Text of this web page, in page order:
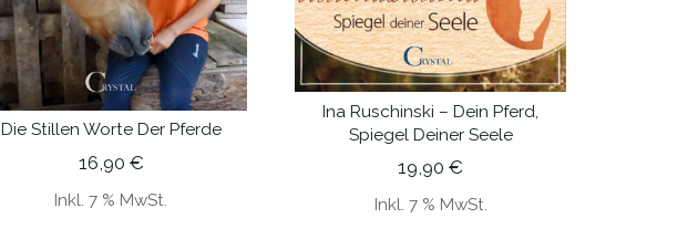
IN DEN WARENKORB
Die Stillen Worte Der Pferde
16,90 €
Inkl. 7 % MwSt.
IN DEN WARENKORB
Ina Ruschinski – Dein Pferd,
Spiegel Deiner Seele
19,90 €
Inkl. 7 % MwSt.